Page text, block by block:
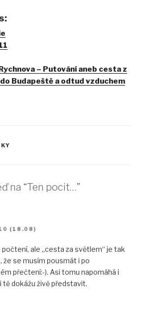
– Putování aneb cesta z
Budapeště a odtud vzduchem
na “Ten pocit…”
(18.08)
počtení, ale „cesta za světlem“ je tak
že se musím pousmát i po
přečtení:-). Asi tomu napomáhá i
tě dokážu živě představit.